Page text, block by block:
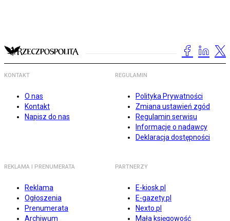
KONTAKT
O nas
Kontakt
Napisz do nas
REGULAMIN
Polityka Prywatności
Zmiana ustawień zgód
Regulamin serwisu
Informacje o nadawcy
Deklaracja dostępności
REKLAMA I PRENUMERATA
Reklama
Ogłoszenia
Prenumerata
Archiwum
PARTNERZY
E-kiosk.pl
E-gazety.pl
Nexto.pl
Mała księgowość